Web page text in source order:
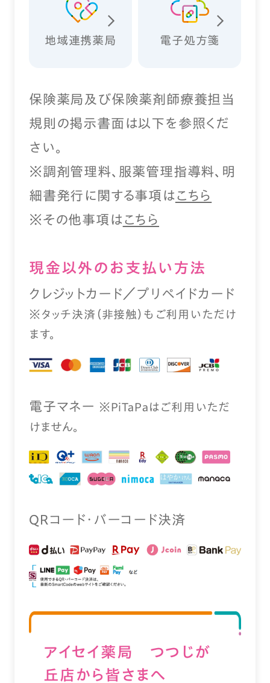
地域連携薬局 電子処方箋
保険薬局及び保険薬剤師療養担当
規則の掲示書面は以下を参照くだ
さい。
※調剤管理料、服薬管理指導料、明
細書発行に関する事項は こちら
※その他事項は こちら
現⾦以外のお⽀払い⽅法
クレジットカード／プリペイドカード
※タッチ決済（⾮接触）もご利⽤いただけ
ます。
電⼦マネー ※PiTaPaはご利⽤いただ
けません。
QRコード・バーコード決済
アイセイ薬局 つつじが
丘店から皆さまへ